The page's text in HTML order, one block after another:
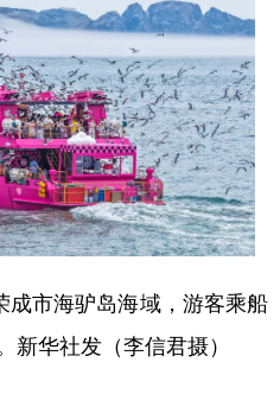
市海驴岛海域，游客乘船
华社发（李信君摄）